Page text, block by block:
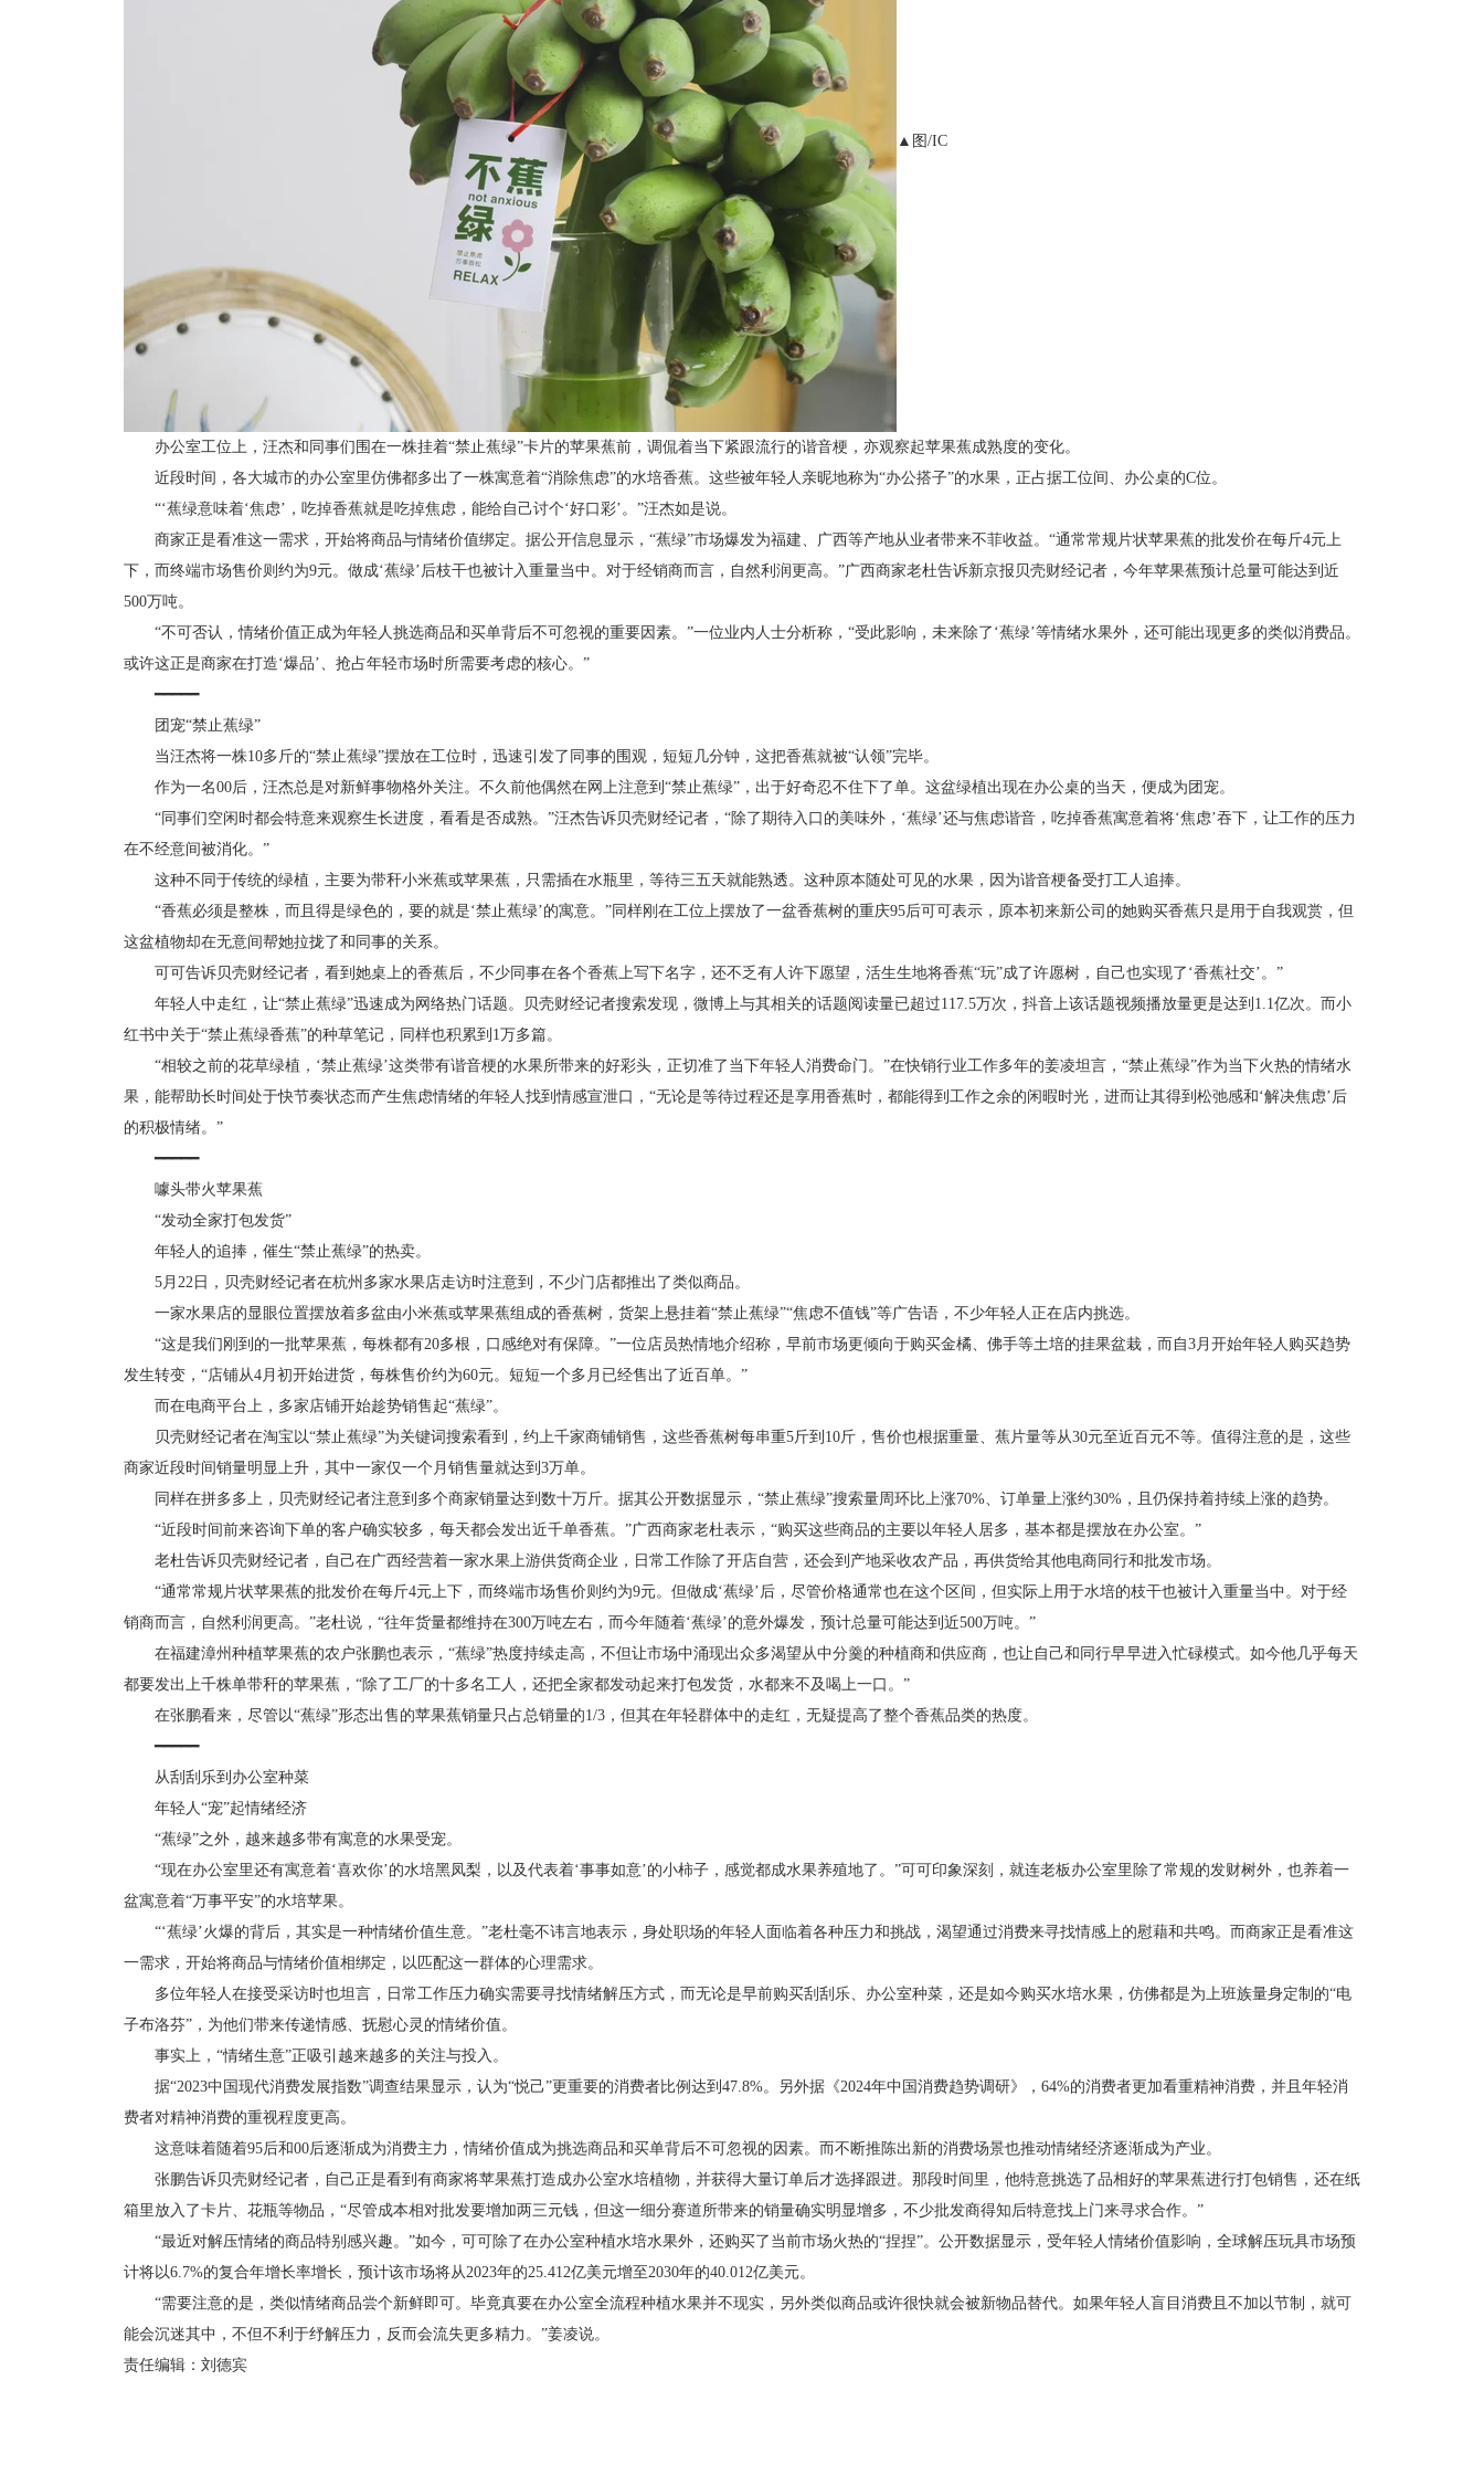
▲图/IC
办公室工位上，汪杰和同事们围在一株挂着“禁止蕉绿”卡片的苹果蕉前，调侃着当下紧跟流行的谐音梗，亦观察起苹果蕉成熟度的变化。
近段时间，各大城市的办公室里仿佛都多出了一株寓意着“消除焦虑”的水培香蕉。这些被年轻人亲昵地称为“办公搭子”的水果，正占据工位间、办公桌的C位。
“‘蕉绿意味着‘焦虑’，吃掉香蕉就是吃掉焦虑，能给自己讨个‘好口彩’。”汪杰如是说。
商家正是看准这一需求，开始将商品与情绪价值绑定。据公开信息显示，“蕉绿”市场爆发为福建、广西等产地从业者带来不菲收益。“通常常规片状苹果蕉的批发价在每斤4元上
下，而终端市场售价则约为9元。做成‘蕉绿’后枝干也被计入重量当中。对于经销商而言，自然利润更高。”广西商家老杜告诉新京报贝壳财经记者，今年苹果蕉预计总量可能达到近
500万吨。
“不可否认，情绪价值正成为年轻人挑选商品和买单背后不可忽视的重要因素。”一位业内人士分析称，“受此影响，未来除了‘蕉绿’等情绪水果外，还可能出现更多的类似消费品。
或许这正是商家在打造‘爆品’、抢占年轻市场时所需要考虑的核心。”
━━━━━
团宠“禁止蕉绿”
当汪杰将一株10多斤的“禁止蕉绿”摆放在工位时，迅速引发了同事的围观，短短几分钟，这把香蕉就被“认领”完毕。
作为一名00后，汪杰总是对新鲜事物格外关注。不久前他偶然在网上注意到“禁止蕉绿”，出于好奇忍不住下了单。这盆绿植出现在办公桌的当天，便成为团宠。
“同事们空闲时都会特意来观察生长进度，看看是否成熟。”汪杰告诉贝壳财经记者，“除了期待入口的美味外，‘蕉绿’还与焦虑谐音，吃掉香蕉寓意着将‘焦虑’吞下，让工作的压力
在不经意间被消化。”
这种不同于传统的绿植，主要为带秆小米蕉或苹果蕉，只需插在水瓶里，等待三五天就能熟透。这种原本随处可见的水果，因为谐音梗备受打工人追捧。
“香蕉必须是整株，而且得是绿色的，要的就是‘禁止蕉绿’的寓意。”同样刚在工位上摆放了一盆香蕉树的重庆95后可可表示，原本初来新公司的她购买香蕉只是用于自我观赏，但
这盆植物却在无意间帮她拉拢了和同事的关系。
可可告诉贝壳财经记者，看到她桌上的香蕉后，不少同事在各个香蕉上写下名字，还不乏有人许下愿望，活生生地将香蕉“玩”成了许愿树，自己也实现了‘香蕉社交’。”
年轻人中走红，让“禁止蕉绿”迅速成为网络热门话题。贝壳财经记者搜索发现，微博上与其相关的话题阅读量已超过117.5万次，抖音上该话题视频播放量更是达到1.1亿次。而小
红书中关于“禁止蕉绿香蕉”的种草笔记，同样也积累到1万多篇。
“相较之前的花草绿植，‘禁止蕉绿’这类带有谐音梗的水果所带来的好彩头，正切准了当下年轻人消费命门。”在快销行业工作多年的姜凌坦言，“禁止蕉绿”作为当下火热的情绪水
果，能帮助长时间处于快节奏状态而产生焦虑情绪的年轻人找到情感宣泄口，“无论是等待过程还是享用香蕉时，都能得到工作之余的闲暇时光，进而让其得到松弛感和‘解决焦虑’后
的积极情绪。”
━━━━━
噱头带火苹果蕉
“发动全家打包发货”
年轻人的追捧，催生“禁止蕉绿”的热卖。
5月22日，贝壳财经记者在杭州多家水果店走访时注意到，不少门店都推出了类似商品。
一家水果店的显眼位置摆放着多盆由小米蕉或苹果蕉组成的香蕉树，货架上悬挂着“禁止蕉绿”“焦虑不值钱”等广告语，不少年轻人正在店内挑选。
“这是我们刚到的一批苹果蕉，每株都有20多根，口感绝对有保障。”一位店员热情地介绍称，早前市场更倾向于购买金橘、佛手等土培的挂果盆栽，而自3月开始年轻人购买趋势
发生转变，“店铺从4月初开始进货，每株售价约为60元。短短一个多月已经售出了近百单。”
而在电商平台上，多家店铺开始趁势销售起“蕉绿”。
贝壳财经记者在淘宝以“禁止蕉绿”为关键词搜索看到，约上千家商铺销售，这些香蕉树每串重5斤到10斤，售价也根据重量、蕉片量等从30元至近百元不等。值得注意的是，这些
商家近段时间销量明显上升，其中一家仅一个月销售量就达到3万单。
同样在拼多多上，贝壳财经记者注意到多个商家销量达到数十万斤。据其公开数据显示，“禁止蕉绿”搜索量周环比上涨70%、订单量上涨约30%，且仍保持着持续上涨的趋势。
“近段时间前来咨询下单的客户确实较多，每天都会发出近千单香蕉。”广西商家老杜表示，“购买这些商品的主要以年轻人居多，基本都是摆放在办公室。”
老杜告诉贝壳财经记者，自己在广西经营着一家水果上游供货商企业，日常工作除了开店自营，还会到产地采收农产品，再供货给其他电商同行和批发市场。
“通常常规片状苹果蕉的批发价在每斤4元上下，而终端市场售价则约为9元。但做成‘蕉绿’后，尽管价格通常也在这个区间，但实际上用于水培的枝干也被计入重量当中。对于经
销商而言，自然利润更高。”老杜说，“往年货量都维持在300万吨左右，而今年随着‘蕉绿’的意外爆发，预计总量可能达到近500万吨。”
在福建漳州种植苹果蕉的农户张鹏也表示，“蕉绿”热度持续走高，不但让市场中涌现出众多渴望从中分羹的种植商和供应商，也让自己和同行早早进入忙碌模式。如今他几乎每天
都要发出上千株单带秆的苹果蕉，“除了工厂的十多名工人，还把全家都发动起来打包发货，水都来不及喝上一口。”
在张鹏看来，尽管以“蕉绿”形态出售的苹果蕉销量只占总销量的1/3，但其在年轻群体中的走红，无疑提高了整个香蕉品类的热度。
━━━━━
从刮刮乐到办公室种菜
年轻人“宠”起情绪经济
“蕉绿”之外，越来越多带有寓意的水果受宠。
“现在办公室里还有寓意着‘喜欢你’的水培黑凤梨，以及代表着‘事事如意’的小柿子，感觉都成水果养殖地了。”可可印象深刻，就连老板办公室里除了常规的发财树外，也养着一
盆寓意着“万事平安”的水培苹果。
“‘蕉绿’火爆的背后，其实是一种情绪价值生意。”老杜毫不讳言地表示，身处职场的年轻人面临着各种压力和挑战，渴望通过消费来寻找情感上的慰藉和共鸣。而商家正是看准这
一需求，开始将商品与情绪价值相绑定，以匹配这一群体的心理需求。
多位年轻人在接受采访时也坦言，日常工作压力确实需要寻找情绪解压方式，而无论是早前购买刮刮乐、办公室种菜，还是如今购买水培水果，仿佛都是为上班族量身定制的“电
子布洛芬”，为他们带来传递情感、抚慰心灵的情绪价值。
事实上，“情绪生意”正吸引越来越多的关注与投入。
据“2023中国现代消费发展指数”调查结果显示，认为“悦己”更重要的消费者比例达到47.8%。另外据《2024年中国消费趋势调研》，64%的消费者更加看重精神消费，并且年轻消
费者对精神消费的重视程度更高。
这意味着随着95后和00后逐渐成为消费主力，情绪价值成为挑选商品和买单背后不可忽视的因素。而不断推陈出新的消费场景也推动情绪经济逐渐成为产业。
张鹏告诉贝壳财经记者，自己正是看到有商家将苹果蕉打造成办公室水培植物，并获得大量订单后才选择跟进。那段时间里，他特意挑选了品相好的苹果蕉进行打包销售，还在纸
箱里放入了卡片、花瓶等物品，“尽管成本相对批发要增加两三元钱，但这一细分赛道所带来的销量确实明显增多，不少批发商得知后特意找上门来寻求合作。”
“最近对解压情绪的商品特别感兴趣。”如今，可可除了在办公室种植水培水果外，还购买了当前市场火热的“捏捏”。公开数据显示，受年轻人情绪价值影响，全球解压玩具市场预
计将以6.7%的复合年增长率增长，预计该市场将从2023年的25.412亿美元增至2030年的40.012亿美元。
“需要注意的是，类似情绪商品尝个新鲜即可。毕竟真要在办公室全流程种植水果并不现实，另外类似商品或许很快就会被新物品替代。如果年轻人盲目消费且不加以节制，就可
能会沉迷其中，不但不利于纾解压力，反而会流失更多精力。”姜凌说。
责任编辑：刘德宾